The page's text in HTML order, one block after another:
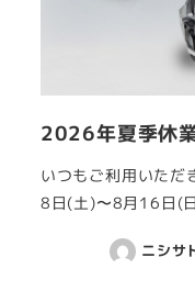
2026年夏季休
いつもご利用いただ
8日(土)〜8月16日(
ニシサ